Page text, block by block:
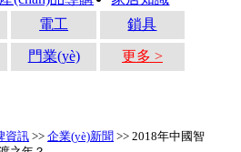
電工 鎖具
門業(yè) 更多 >
資訊 >> 企業(yè)新聞 >> 2018年中國智